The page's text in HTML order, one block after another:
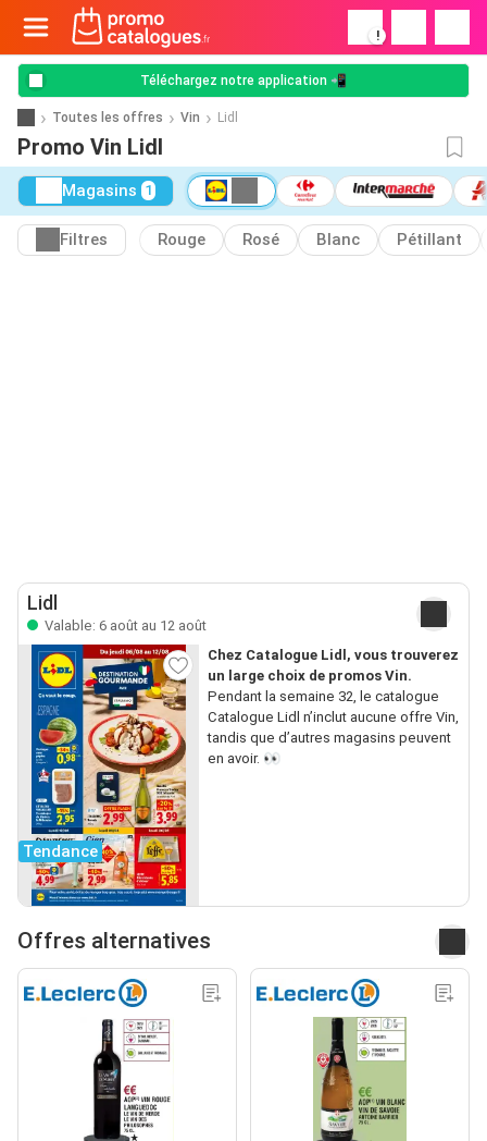
!
Téléchargez notre application 📲
Toutes les offres Vin Lidl
Promo Vin Lidl
Magasins 1
Filtres Rouge Rosé Blanc Pétillant
Lidl
Valable: 6 août au 12 août
Tendance
Chez Catalogue Lidl, vous trouverez
un large choix de promos Vin.
Pendant la semaine 32, le catalogue
Catalogue Lidl n’inclut aucune offre Vin,
tandis que d’autres magasins peuvent
en avoir. 👀
Offres alternatives